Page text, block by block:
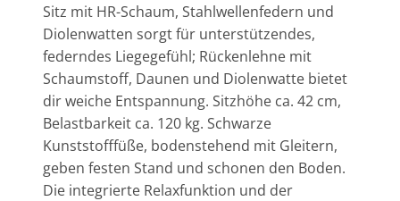
Sitz mit HR-Schaum, Stahlwellenfedern und
Diolenwatten sorgt für unterstützendes,
federndes Liegegefühl; Rückenlehne mit
Schaumstoff, Daunen und Diolenwatte bietet
dir weiche Entspannung. Sitzhöhe ca. 42 cm,
Belastbarkeit ca. 120 kg. Schwarze
Kunststofffüße, bodenstehend mit Gleitern,
geben festen Stand und schonen den Boden.
Die integrierte Relaxfunktion und der